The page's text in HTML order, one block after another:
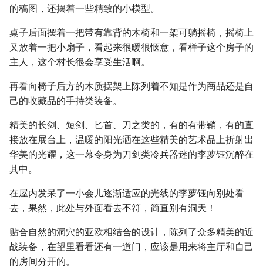
的稿图，还摆着一些精致的小模型。
桌子后面摆着一把带有靠背的木椅和一架可躺摇椅，摇椅上
又放着一把小扇子，看起来很暖很惬意，看样子这个房子的
主人，这个村长很会享受生活啊。
再看向椅子后方的木质摆架上陈列着不知是作为商品还是自
己的收藏品的手持类装备。
精美的长剑、短剑、匕首、刀之类的，有的有带鞘，有的直
接放在展台上，温暖的阳光洒在这些精美的艺术品上折射出
华美的光耀，这一幕令身为刀剑类冷兵器迷的李萝钰沉醉在
其中。
在屋内发呆了一小会儿逐渐适应的光线的李萝钰向别处看
去，果然，此处与外面看去不符，简直别有洞天！
贴合自然的洞穴的亚欧相结合的设计，陈列了众多精美的近
战装备，在望里看看还有一道门，应该是用来将主厅和自己
的房间分开的。